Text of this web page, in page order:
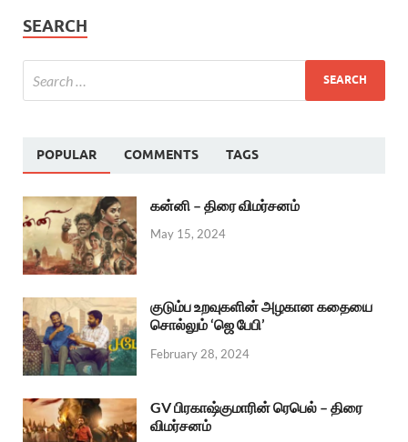
SEARCH
POPULAR COMMENTS TAGS
கன்னி – திரை விமர்சனம்
May 15, 2024
குடும்ப உறவுகளின் அழகான கதையை
சொல்லும் ‘ஜெ பேபி’
February 28, 2024
GV பிரகாஷ்குமாரின் ரெபெல் – திரை
விமர்சனம்